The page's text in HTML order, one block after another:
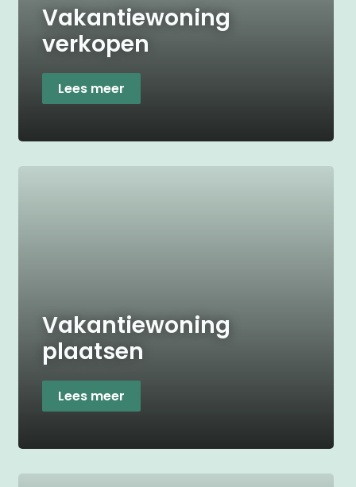
Vakantiewoning
verkopen
Lees meer
Vakantiewoning
plaatsen
Lees meer